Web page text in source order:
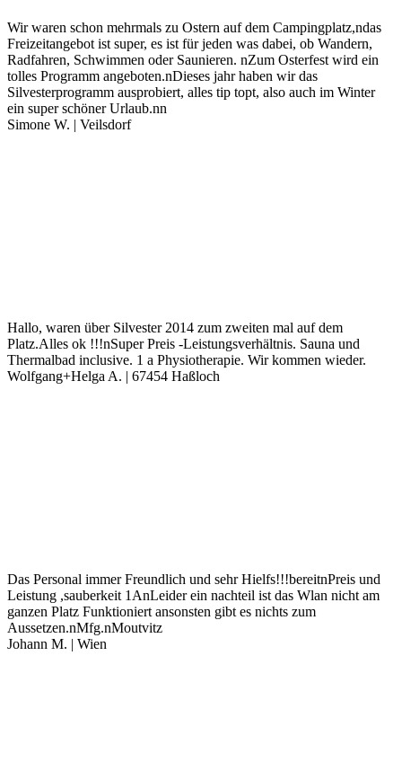
Wir waren schon mehrmals zu Ostern auf dem Campingplatz,ndas
Freizeitangebot ist super, es ist für jeden was dabei, ob Wandern,
Radfahren, Schwimmen oder Saunieren. nZum Osterfest wird ein
tolles Programm angeboten.nDieses jahr haben wir das
Silvesterprogramm ausprobiert, alles tip topt, also auch im Winter
ein super schöner Urlaub.nn
Simone W. | Veilsdorf
Hallo, waren über Silvester 2014 zum zweiten mal auf dem
Platz.Alles ok !!!nSuper Preis -Leistungsverhältnis. Sauna und
Thermalbad inclusive. 1 a Physiotherapie. Wir kommen wieder.
Wolfgang+Helga A. | 67454 Haßloch
Das Personal immer Freundlich und sehr Hielfs!!!bereitnPreis und
Leistung ,sauberkeit 1AnLeider ein nachteil ist das Wlan nicht am
ganzen Platz Funktioniert ansonsten gibt es nichts zum
Aussetzen.nMfg.nMoutvitz
Johann M. | Wien